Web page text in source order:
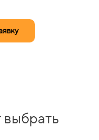
выбрать